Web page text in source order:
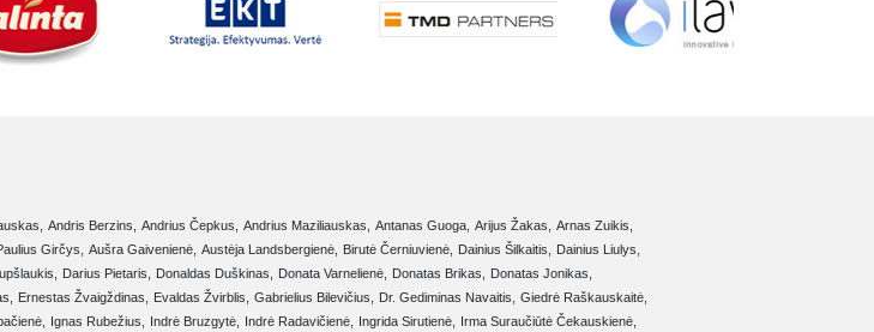
Andris Berzins, Andrius Čepkus, Andrius Maziliauskas, Antanas Guoga, Arijus Žakas,
Arnas Zuikis,
Girčys, Aušra Gaivenienė, Austėja Landsbergienė, Birutė Černiuvienė, Dainius Šilkaitis,
Dainius Liulys,
Darius Pietaris, Donaldas Duškinas, Donata Varnelienė, Donatas Brikas,
Donatas Jonikas,
Ernestas Žvaigždinas, Evaldas Žvirblis, Gabrielius Bilevičius, Dr. Gediminas Navaitis,
Giedrė Raškauskaitė,
Ignas Rubežius, Indrė Bruzgytė, Indrė Radavičienė, Ingrida Sirutienė,
Irma Suraučiūtė Čekauskienė,